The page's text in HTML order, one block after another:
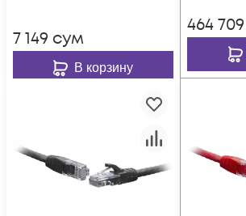
7 149 сум
В корзину
464 709